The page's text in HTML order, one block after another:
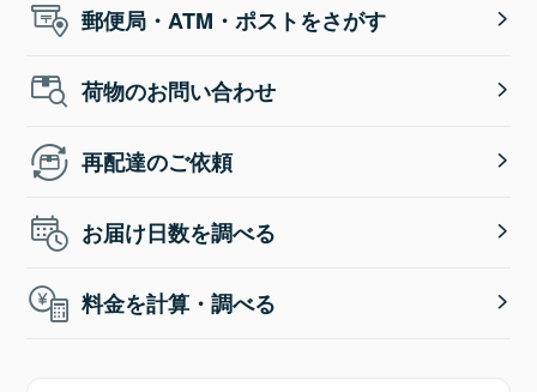
郵便局・ATM・ポストをさがす
荷物のお問い合わせ
再配達のご依頼
お届け日数を調べる
料金を計算・調べる